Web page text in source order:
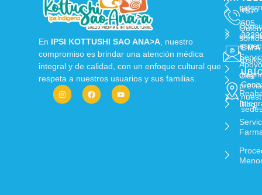
En IPSI KOTTUSHI SAO ANA>A, nuestro
compromiso es brindar una atención médica
integral y de calidad, con un enfoque cultural que
respeta a nuestros usuarios y sus familias.
Inicio
Cita
previa
Blog
Apoyo
+57
605